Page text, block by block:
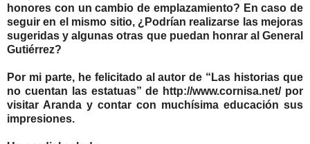
honores con un cambio de emplazamiento? En caso de
seguir en el mismo sitio, ¿Podrían realizarse las mejoras
sugeridas y algunas otras que puedan honrar al General
Gutiérrez?
Por mi parte, he felicitado al autor de “Las historias que
no cuentan las estatuas” de http://www.cornisa.net/ por
visitar Aranda y contar con muchísima educación sus
impresiones.